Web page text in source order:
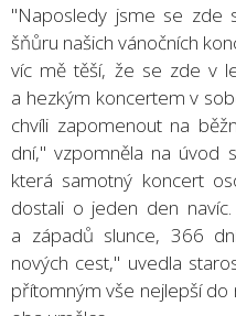
"Naposledy jsme se zde
šňůru našich vánočních
víc mě těší, že se zde v
a hezkým koncertem v
chvíli zapomenout na
dní," vzpomněla na úvod
která samotný koncert
dostali o jeden den
a západů slunce, 366
nových cest," uvedla
přítomným vše nejlepší do